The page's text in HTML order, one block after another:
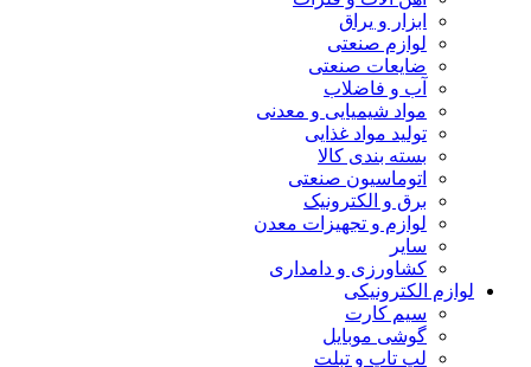
ابزار و یراق
لوازم صنعتی
ضایعات صنعتی
آب و فاضلاب
مواد شیمیایی و معدنی
تولید مواد غذایی
بسته بندی کالا
اتوماسیون صنعتی
برق و الکترونیک
لوازم و تجهیزات معدن
سایر
کشاورزی و دامداری
لوازم الکترونیکی
سیم کارت
گوشی موبایل
لپ تاپ و تبلت